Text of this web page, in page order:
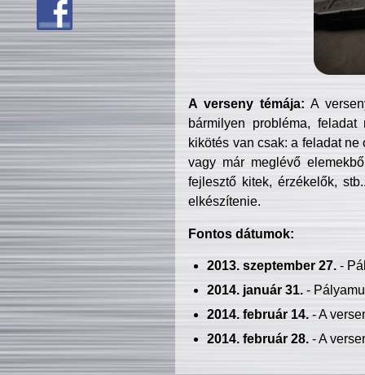
A verseny témája: A
bármilyen probléma, feladat
kikötés van csak: a feladat
vagy már meglévő
fejlesztő kitek, érzékelők,
elkészítenie.
Fontos dátumok:
2013. szeptember 27.-
2014. január 31.-
2014. február 14.- A
2014. február 28.- A